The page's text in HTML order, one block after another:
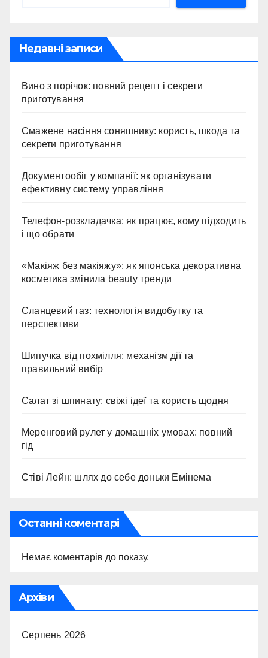
Недавні записи
Вино з порічок: повний рецепт і секрети
приготування
Смажене насіння соняшнику: користь, шкода та
секрети приготування
Документообіг у компанії: як організувати
ефективну систему управління
Телефон-розкладачка: як працює, кому підходить
і що обрати
«Макіяж без макіяжу»: як японська декоративна
косметика змінила beauty тренди
Сланцевий газ: технологія видобутку та
перспективи
Шипучка від похмілля: механізм дії та
правильний вибір
Салат зі шпинату: свіжі ідеї та користь щодня
Меренговий рулет у домашніх умовах: повний
гід
Стіві Лейн: шлях до себе доньки Емінема
Останні коментарі
Немає коментарів до показу.
Архіви
Серпень 2026